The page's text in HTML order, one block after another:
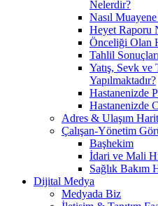
Nelerdir?
Nasıl
Heyet Raporu
Önceliği Olan
Tahlil
Yatış, Sevk ve
Yapılmaktadır?
Hastanenizde
Hastanenizde
Adres & Ulaşım
Çalışan-Yönetim
Başhekim
İdari ve Mali
Sağlık Bakım
Dijital Medya
Medyada Biz